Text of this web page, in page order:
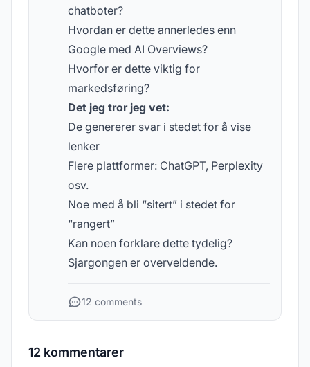
chatboter?
Hvordan er dette annerledes enn
Google med AI Overviews?
Hvorfor er dette viktig for
markedsføring?
Det jeg tror jeg vet:
De genererer svar i stedet for å vise
lenker
Flere plattformer: ChatGPT, Perplexity
osv.
Noe med å bli “sitert” i stedet for
“rangert”
Kan noen forklare dette tydelig?
Sjargongen er overveldende.
12 comments
12 kommentarer